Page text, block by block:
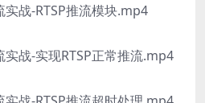
战-RTSP推流模块.mp4
战-实现RTSP正常推流.mp4